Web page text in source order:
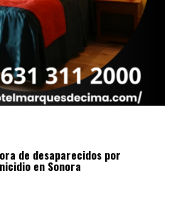
de desaparecidos por
en Sonora